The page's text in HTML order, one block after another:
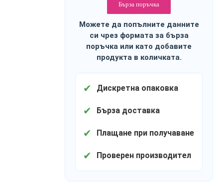
Бърза поръчка
Можете да попълните данните
си чрез формата за бърза
поръчка или като добавите
продукта в количката.
✔ Дискретна опаковка
✔ Бърза доставка
✔ Плащане при получаване
✔ Проверен производител